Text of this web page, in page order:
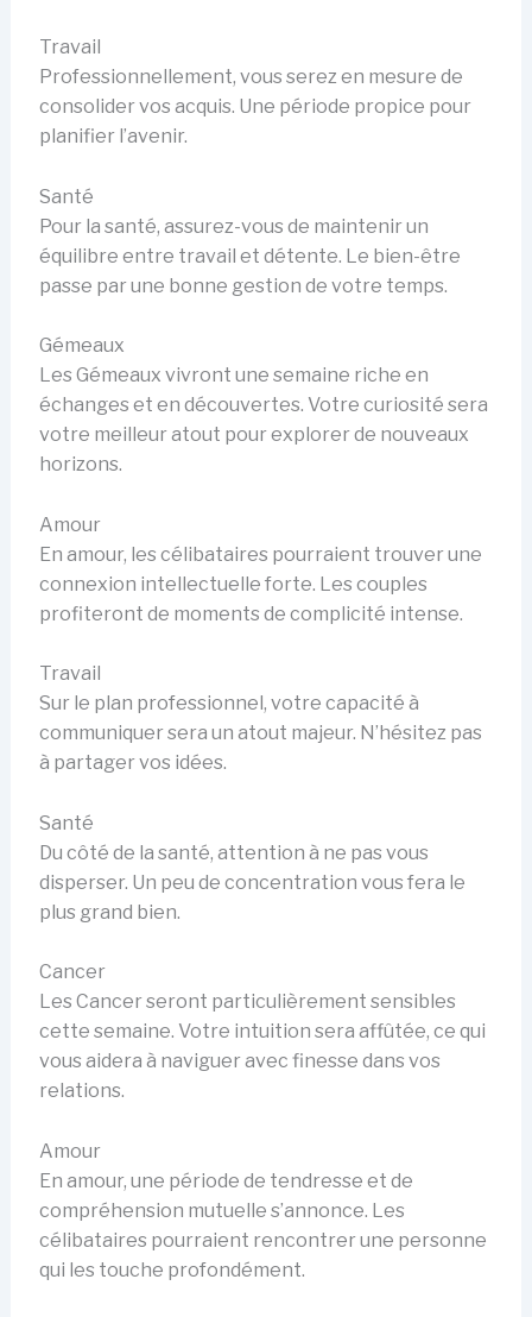
Travail
Professionnellement, vous serez en mesure de
consolider vos acquis. Une période propice pour
planifier l’avenir.
Santé
Pour la santé, assurez-vous de maintenir un
équilibre entre travail et détente. Le bien-être
passe par une bonne gestion de votre temps.
Gémeaux
Les Gémeaux vivront une semaine riche en
échanges et en découvertes. Votre curiosité sera
votre meilleur atout pour explorer de nouveaux
horizons.
Amour
En amour, les célibataires pourraient trouver une
connexion intellectuelle forte. Les couples
profiteront de moments de complicité intense.
Travail
Sur le plan professionnel, votre capacité à
communiquer sera un atout majeur. N’hésitez pas
à partager vos idées.
Santé
Du côté de la santé, attention à ne pas vous
disperser. Un peu de concentration vous fera le
plus grand bien.
Cancer
Les Cancer seront particulièrement sensibles
cette semaine. Votre intuition sera affûtée, ce qui
vous aidera à naviguer avec finesse dans vos
relations.
Amour
En amour, une période de tendresse et de
compréhension mutuelle s’annonce. Les
célibataires pourraient rencontrer une personne
qui les touche profondément.